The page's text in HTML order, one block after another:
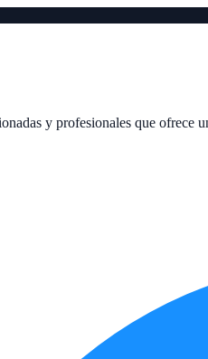
y profesionales que